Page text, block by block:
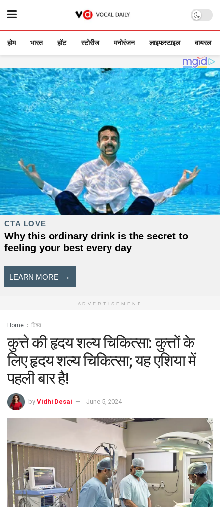
होम भारत हॉट स्टोरीज मनोरंजन लाइफस्टाइल वायरल
ADVERTISEMENT
Home विश्व
कुत्ते की हृदय शल्य चिकित्सा: कुत्तों के
लिए हृदय शल्य चिकित्सा; यह एशिया में
पहली बार है!
by Vidhi Desai June 5, 2024